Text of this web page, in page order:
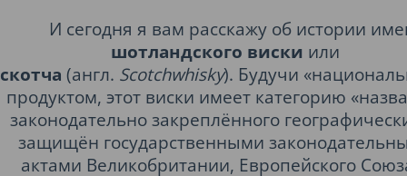
И сегодня я вам расскажу об истории
шотландского виски или
скотча (англ. Scotchwhisky). Будучи
продуктом, этот виски имеет категорию
законодательно закреплённого
защищён государственными
актами Великобритании, Европейского